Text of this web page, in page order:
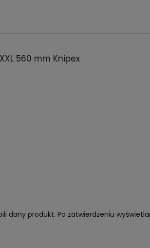
560 mm Knipex
dany produkt. Po zatwierdzeniu